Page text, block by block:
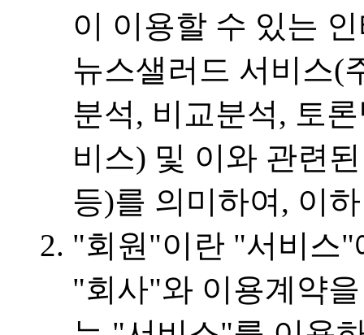
이 이용할 수 있는
뉴스샐러드 서비스(
분석, 비교분석, 토
비스) 및 이와 관련
등)를 의미하여, 이
"회원"이란 "서비스"
"회사"와 이용계약